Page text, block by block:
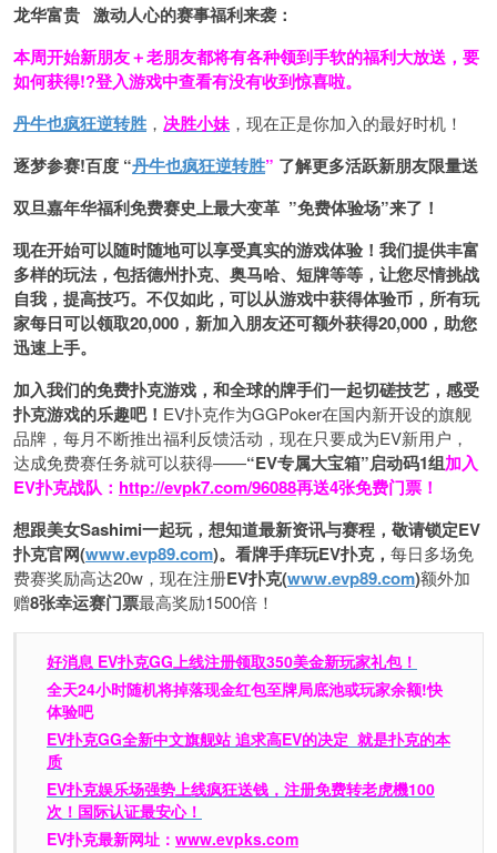
龙华富贵 激动人心的赛事福利来袭：
本周开始新朋友＋老朋友都将有各种领到手软的福利大放送，要
如何获得!?登入游戏中查看有没有收到惊喜啦。
丹牛也疯狂逆转胜 ， 决胜小妹 ，现在正是你加入的最好时机！
逐梦参赛!百度 “丹牛也疯狂逆转胜” 了解更多活跃新朋友限量送
双旦嘉年华福利免费赛史上最大变革 ”免费体验场”来了！
现在开始可以随时随地可以享受真实的游戏体验！我们提供丰富
多样的玩法，包括德州扑克、奥马哈、短牌等等，让您尽情挑战
自我，提高技巧。不仅如此， 可以从游戏中获得体验币，所有玩
家每日可以领取20,000，新加入朋友还可额外获得20,000，助您
迅速上手。
加入我们的免费扑克游戏，和全球的牌手们一起切磋技艺，感受
扑克游戏的乐趣吧！ EV扑克作为GGPoker在国内新开设的旗舰
品牌，每月不断推出福利反馈活动，现在只要成为EV新用户，
达成免费赛任务就可以获得——“EV专属大宝箱”启动码1组加入
EV扑克战队： http://evpk7.com/96088再送4张免费门票！
想跟美女Sashimi一起玩， 想知道最新资讯与赛程， 敬请锁定EV
扑克官网(www.evp89.com)。 看牌手痒玩EV扑克， 每日多场免
费赛奖励高达20w，现在注册EV扑克(www.evp89.com)额外加
赠8张幸运赛门票最高奖励1500倍！
好消息 EV扑克GG上线注册领取350美金新玩家礼包！
全天24小时随机将掉落现金红包至牌局底池或玩家余额!快
体验吧
EV扑克GG全新中文旗舰站追求高EV的决定 就是扑克的本
质
EV扑克娱乐场强势上线疯狂送钱，注册免费转老虎機100
次！国际认证最安心！
EV扑克最新网址： www.evpks.com